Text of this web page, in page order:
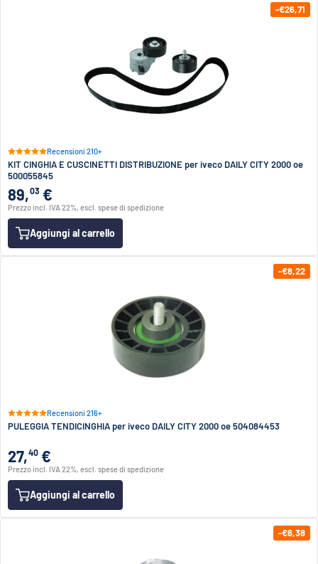
-€26,71
Recensioni 210+
KIT CINGHIA E CUSCINETTI DISTRIBUZIONE per iveco DAILY CITY 2000 oe
500055845
89,03 €
Prezzo incl. IVA 22%, escl. spese di spedizione
Aggiungi al carrello
-€8,22
Recensioni 216+
PULEGGIA TENDICINGHIA per iveco DAILY CITY 2000 oe 504084453
27,40 €
Prezzo incl. IVA 22%, escl. spese di spedizione
Aggiungi al carrello
-€6,38